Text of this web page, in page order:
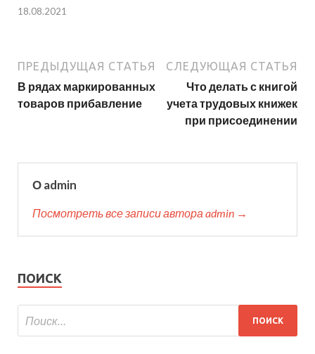
18.08.2021
ПРЕДЫДУЩАЯ СТАТЬЯ
В рядах маркированных
товаров прибавление
СЛЕДУЮЩАЯ СТАТЬЯ
Что делать с книгой
учета трудовых книжек
при присоединении
О admin
Посмотреть все записи автора admin →
ПОИСК